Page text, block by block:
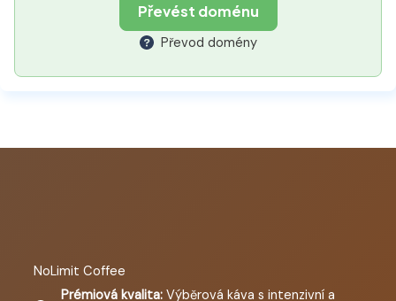
Převést doménu
Převod domény
NoLimit Coffee
Prémiová kvalita: Výběrová káva s intenzivní a